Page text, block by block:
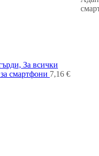
За всички
смартфони 7,16 €